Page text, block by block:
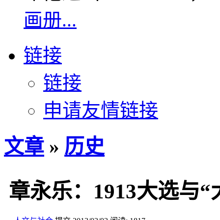
画册...
链接
链接
申请友情链接
文章 » 历史
章永乐：1913大选与